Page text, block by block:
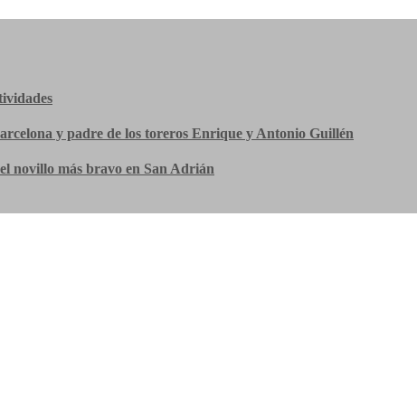
y padre de los toreros Enrique y Antonio Guillén
novillo más bravo en San Adrián